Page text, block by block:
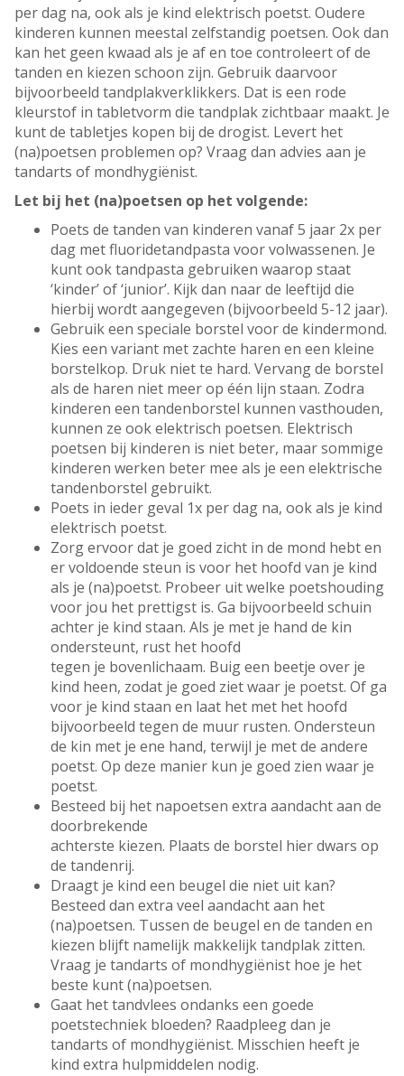
per dag na, ook als je kind elektrisch poetst. Oudere
kinderen kunnen meestal zelfstandig poetsen. Ook dan
kan het geen kwaad als je af en toe controleert of de
tanden en kiezen schoon zijn. Gebruik daarvoor
bijvoorbeeld tandplakverklikkers. Dat is een rode
kleurstof in tabletvorm die tandplak zichtbaar maakt. Je
kunt de tabletjes kopen bij de drogist. Levert het
(na)poetsen problemen op? Vraag dan advies aan je
tandarts of mondhygiënist.
Let bij het (na)poetsen op het volgende:
Poets de tanden van kinderen vanaf 5 jaar 2x per
dag met fluoridetandpasta voor volwassenen. Je
kunt ook tandpasta gebruiken waarop staat
‘kinder’ of ‘junior’. Kijk dan naar de leeftijd die
hierbij wordt aangegeven (bijvoorbeeld 5-12 jaar).
Gebruik een speciale borstel voor de kindermond.
Kies een variant met zachte haren en een kleine
borstelkop. Druk niet te hard. Vervang de borstel
als de haren niet meer op één lijn staan. Zodra
kinderen een tandenborstel kunnen vasthouden,
kunnen ze ook elektrisch poetsen. Elektrisch
poetsen bij kinderen is niet beter, maar sommige
kinderen werken beter mee als je een elektrische
tandenborstel gebruikt.
Poets in ieder geval 1x per dag na, ook als je kind
elektrisch poetst.
Zorg ervoor dat je goed zicht in de mond hebt en
er voldoende steun is voor het hoofd van je kind
als je (na)poetst. Probeer uit welke poetshouding
voor jou het prettigst is. Ga bijvoorbeeld schuin
achter je kind staan. Als je met je hand de kin
ondersteunt, rust het hoofd
tegen je bovenlichaam. Buig een beetje over je
kind heen, zodat je goed ziet waar je poetst. Of ga
voor je kind staan en laat het met het hoofd
bijvoorbeeld tegen de muur rusten. Ondersteun
de kin met je ene hand, terwijl je met de andere
poetst. Op deze manier kun je goed zien waar je
poetst.
Besteed bij het napoetsen extra aandacht aan de
doorbrekende
achterste kiezen. Plaats de borstel hier dwars op
de tandenrij.
Draagt je kind een beugel die niet uit kan?
Besteed dan extra veel aandacht aan het
(na)poetsen. Tussen de beugel en de tanden en
kiezen blijft namelijk makkelijk tandplak zitten.
Vraag je tandarts of mondhygiënist hoe je het
beste kunt (na)poetsen.
Gaat het tandvlees ondanks een goede
poetstechniek bloeden? Raadpleeg dan je
tandarts of mondhygiënist. Misschien heeft je
kind extra hulpmiddelen nodig.